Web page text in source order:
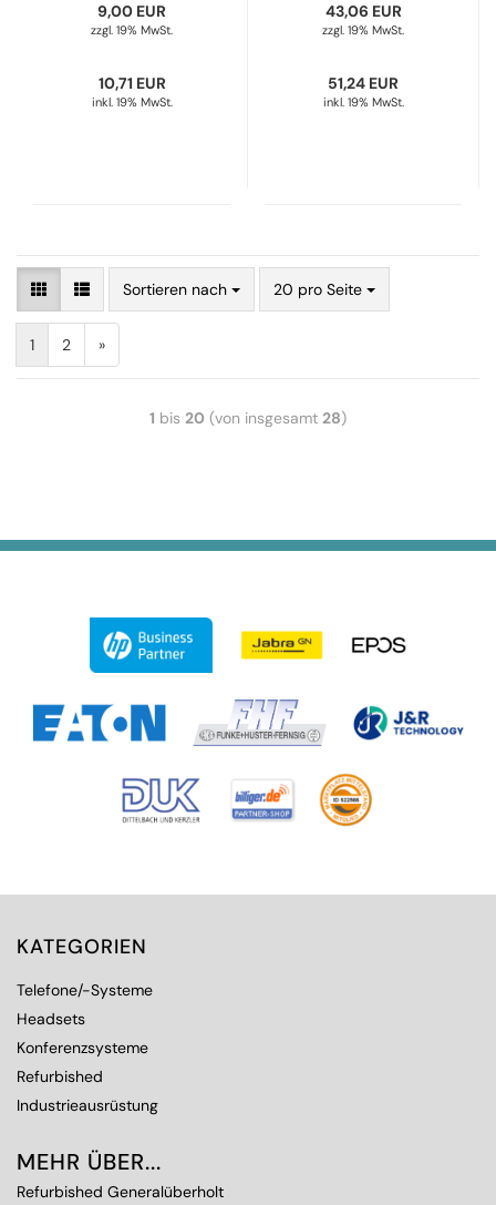
Engage 65/75
AA14201-10 nicht
9,00 EUR
zzgl. 19% MwSt.
10,71 EUR
inkl. 19% MwSt.
43,06 EUR
zzgl. 19% MwSt.
51,24 EUR
inkl. 19% MwSt.
Sortieren nach 20 pro Seite
1 2 »
1 bis 20 (von insgesamt 28)
KATEGORIEN
Telefone/-Systeme
Headsets
Konferenzsysteme
Refurbished
Industrieausrüstung
MEHR ÜBER...
Refurbished Generalüberholt